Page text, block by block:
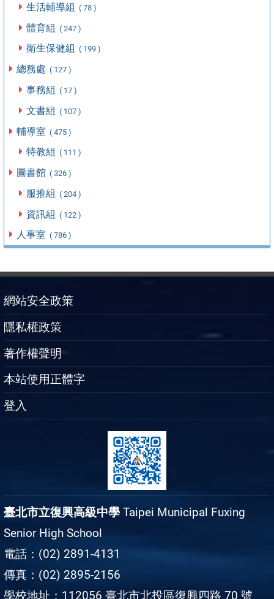
生活輔導組 ( 78 )
體育組 ( 247 )
衛生保健組 ( 199 )
總務處 ( 127 )
事務組 ( 17 )
文書組 ( 107 )
輔導室 ( 475 )
特教組 ( 111 )
圖書館 ( 326 )
服推組 ( 204 )
資訊組 ( 122 )
人事室 ( 786 )
網站安全政策
隱私權政策
著作權聲明
本站使用正體字
登入
臺北市立復興高級中學 Taipei Municipal Fuxing
Senior High School
電話：(02) 2891-4131
傳真：(02) 2895-2156
學校地址：112056 臺北市北投區復興四路 70 號